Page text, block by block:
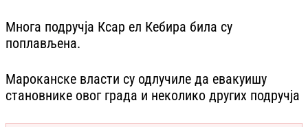
Многа подручја Ксар ел Кебира била су
поплављена.
Мароканске власти су одлучиле да евакуишу
становнике овог града и неколико других подручја